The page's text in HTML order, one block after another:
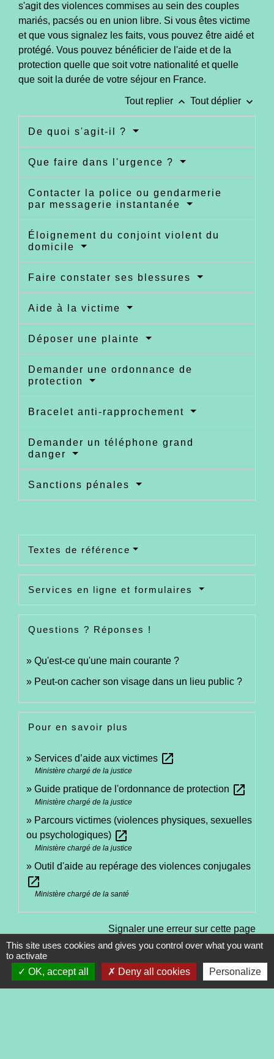
s'agit des violences commises au sein des couples
mariés, pacsés ou en union libre. Si vous êtes victime
et que vous signalez les faits, vous pouvez être aidé et
protégé. Vous pouvez bénéficier de l'aide et de la
protection quelle que soit votre nationalité et quelle
que soit la durée de votre séjour en France.
Tout replier keyboard_arrow_up Tout déplier keyboard_arrow_down
De quoi s'agit-il ?
Que faire dans l'urgence ?
Contacter la police ou gendarmerie
par messagerie instantanée
Éloignement du conjoint violent du
domicile
Faire constater ses blessures
Aide à la victime
Déposer une plainte
Demander une ordonnance de
protection
Bracelet anti-rapprochement
Demander un téléphone grand
danger
Sanctions pénales
Textes de référence
Services en ligne et formulaires
Questions ? Réponses !
Qu'est-ce qu'une main courante ?
Peut-on cacher son visage dans un lieu public ?
Pour en savoir plus
Services d’aide aux victimes open_in_new
Ministère chargé de la justice
Guide pratique de l'ordonnance de protection open_in_new
Ministère chargé de la justice
Parcours victimes (violences physiques, sexuelles
ou psychologiques) open_in_new
Ministère chargé de la justice
Outil d'aide au repérage des violences conjugales
open_in_new
Ministère chargé de la santé
Signaler une erreur sur cette page
This site uses cookies and gives you control over what you want
to activate
OK, accept all
Deny all cookies Personalize